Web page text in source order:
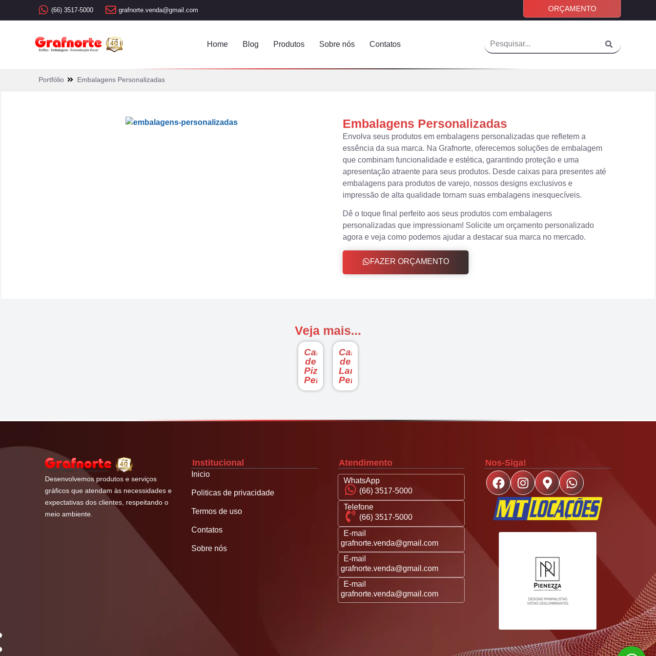
(66) 3517-5000 grafnorte.venda@gmail.com ORÇAMENTO
Home Blog Produtos Sobre nós Contatos
Portfólio Embalagens Personalizadas
Embalagens Personalizadas
Envolva seus produtos em embalagens personalizadas que refletem a
essência da sua marca. Na Grafnorte, oferecemos soluções de embalagem
que combinam funcionalidade e estética, garantindo proteção e uma
apresentação atraente para seus produtos. Desde caixas para presentes até
embalagens para produtos de varejo, nossos designs exclusivos e
impressão de alta qualidade tornam suas embalagens inesquecíveis.
Dê o toque final perfeito aos seus produtos com embalagens
personalizadas que impressionam! Solicite um orçamento personalizado
agora e veja como podemos ajudar a destacar sua marca no mercado.
FAZER ORÇAMENTO
Veja mais...
Caixas
de
Pizzas
Personalizadas
Caixas
de
Lanches
Personalizadas
Desenvolvemos produtos e serviços
gráficos que atendam às necessidades e
expectativas dos clientes, respeitando o
meio ambiente.
Institucional
Inicio
Politicas de privacidade
Termos de uso
Contatos
Sobre nós
Atendimento
WhatsApp
(66) 3517-5000
Telefone
(66) 3517-5000
E-mail
grafnorte.venda@gmail.com
E-mail
grafnorte.venda@gmail.com
E-mail
grafnorte.venda@gmail.com
Nos-Siga!